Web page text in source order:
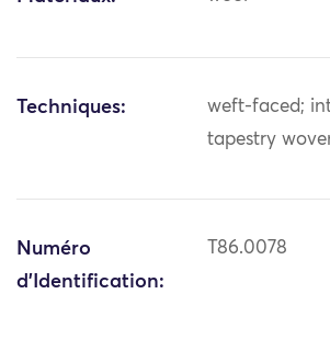
Techniques:
weft-faced;
tapestry
Numéro
d'Identification:
T86.0078